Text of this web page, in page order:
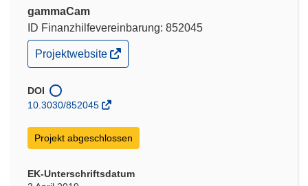
gammaCam
ID Finanzhilfevereinbarung: 852045
(öffnet
in
Fenster)
Projektwebsite
DOI
10.3030/852045
Projekt abgeschlossen
EK-Unterschriftsdatum